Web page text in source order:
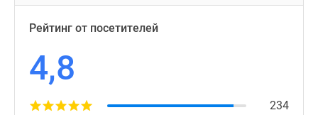
Рейтинг от посетителей
4,8
234